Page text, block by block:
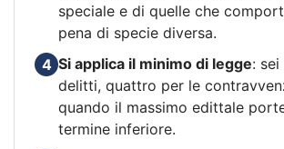
speciale e di quelle che
pena di specie diversa.
4 Si applica il minimo di legge:
delitti, quattro per le
quando il massimo edittale
termine inferiore.